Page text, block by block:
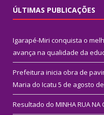
ÚLTIMAS PUBLICAÇÕES
Igarapé-Miri conquista o
avança na qualidade da
Prefeitura inicia obra de
Maria do Icatu 5 de agosto
Resultado do MINHA RUA NA